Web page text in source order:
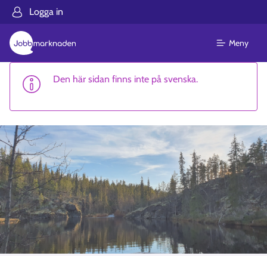
Logga in
Meny
Den här sidan finns inte på svenska.